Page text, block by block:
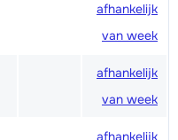
afhankelijk
van week
afhankelijk
van week
afhankelijk